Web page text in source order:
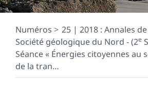
Numéros
25 | 2018 : Annales
Société géologique du Nord - (2e
Séance « Énergies citoyennes au
de la tran…